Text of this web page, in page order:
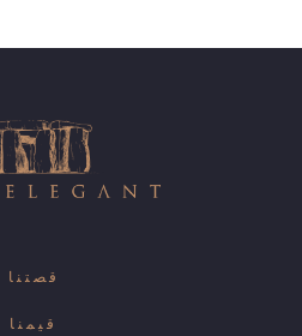
قصتنا
قيمنا